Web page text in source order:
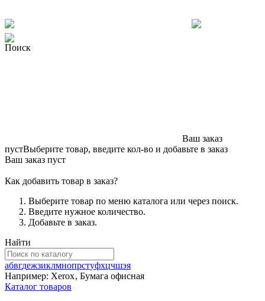
Поиск
Ваш заказ
пустВыберите товар, введите кол-во и добавьте в заказ
Ваш заказ пуст
Как добавить товар в заказ?
Выберите товар по меню каталога или через поиск.
Введите нужное количество.
Добавьте в заказ.
Найти
абвгдежзиклмнопрстуфхцчшэя
Например: Xerox, Бумага офисная
Каталог товаров